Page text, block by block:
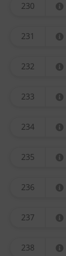
230
231
232
233
234
235
236
237
238